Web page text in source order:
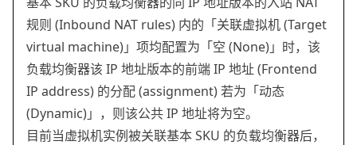
规则 (Inbound NAT rules) 内的「关联虚拟机 (Target
virtual machine)」项均配置为「空 (None)」时，该
负载均衡器该 IP 地址版本的前端 IP 地址 (Frontend
IP address) 的分配 (assignment) 若为「动态
(Dynamic)」，则该公共 IP 地址将为空。
目前当虚拟机实例被关联基本 SKU 的负载均衡器后，